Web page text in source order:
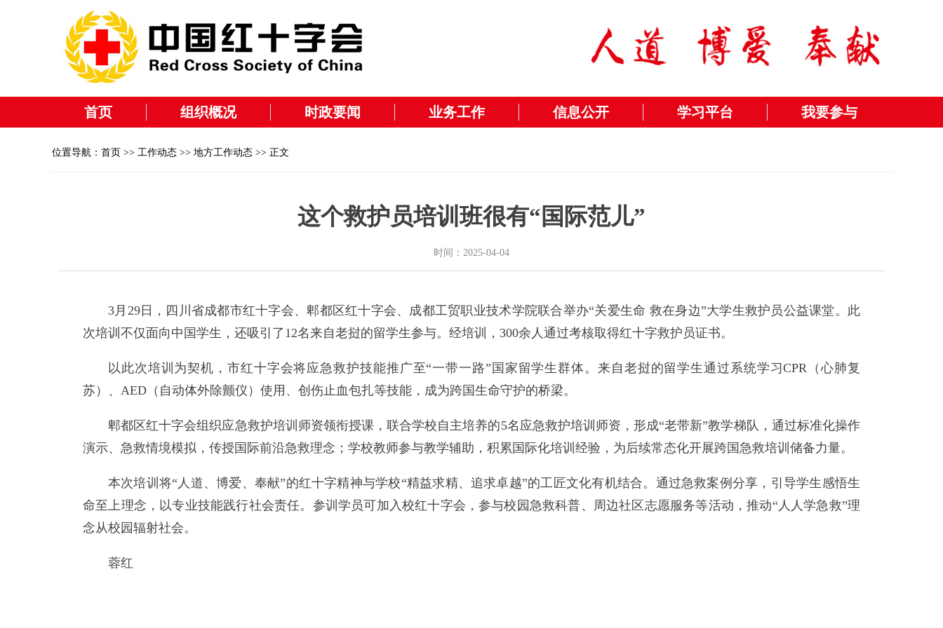
首页 组织概况 时政要闻 业务工作 信息公开 学习平台 我要参与
位置导航： 首页 >> 工作动态 >> 地方工作动态 >> 正文
这个救护员培训班很有“国际范儿”
时间：2025-04-04
3月29日，四川省成都市红十字会、郫都区红十字会、成都工贸职业技术学院联合举办“关爱生命 救在身边”大学生救护员公益课堂。此
次培训不仅面向中国学生，还吸引了12名来自老挝的留学生参与。经培训，300余人通过考核取得红十字救护员证书。
以此次培训为契机，市红十字会将应急救护技能推广至“一带一路”国家留学生群体。来自老挝的留学生通过系统学习CPR（心肺复
苏）、AED（自动体外除颤仪）使用、创伤止血包扎等技能，成为跨国生命守护的桥梁。
郫都区红十字会组织应急救护培训师资领衔授课，联合学校自主培养的5名应急救护培训师资，形成“老带新”教学梯队，通过标准化操作
演示、急救情境模拟，传授国际前沿急救理念；学校教师参与教学辅助，积累国际化培训经验，为后续常态化开展跨国急救培训储备力量。
本次培训将“人道、博爱、奉献”的红十字精神与学校“精益求精、追求卓越”的工匠文化有机结合。通过急救案例分享，引导学生感悟生
命至上理念，以专业技能践行社会责任。参训学员可加入校红十字会，参与校园急救科普、周边社区志愿服务等活动，推动“人人学急救”理
念从校园辐射社会。
蓉红